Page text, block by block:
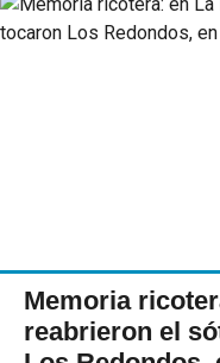
Memoria
reabrieron el